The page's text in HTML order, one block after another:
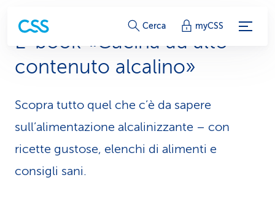
c
o
l
l
e
g
Cerca myCSS
E-book «Cucina ad alto
contenuto alcalino»
Scopra tutto quel che c’è da sapere
sull’alimentazione alcalinizzante – con
ricette gustose, elenchi di alimenti e
consigli sani.